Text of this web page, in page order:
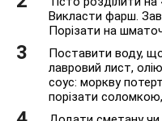
Викласти фарш.
Порізати на
Поставити воду,
лавровий лист,
соус: моркву
порізати